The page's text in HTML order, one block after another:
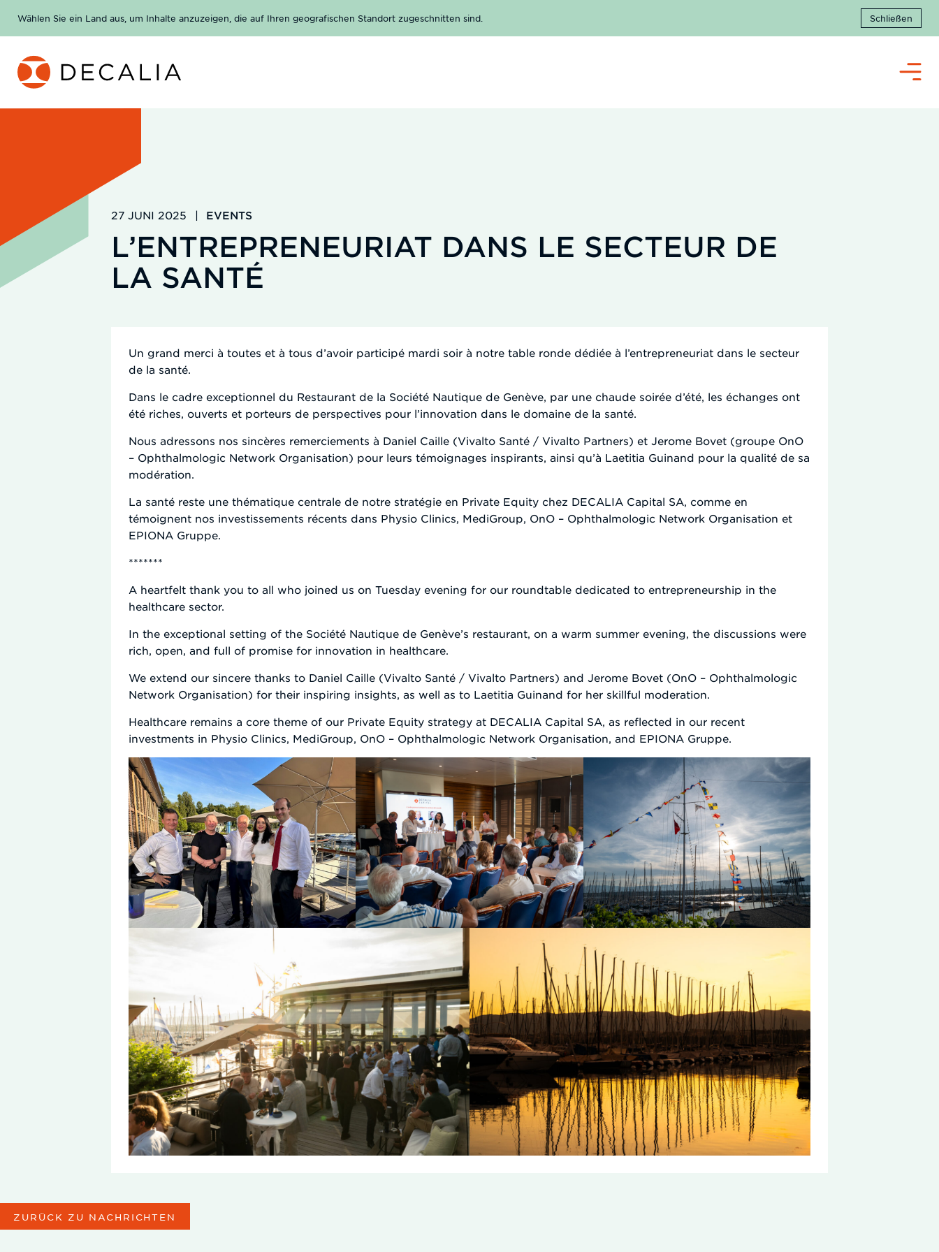
Inhalt
springen
Wählen Sie ein Land aus, um Inhalte anzuzeigen, die auf Ihren geografischen Standort zugeschnitten sind. Schließen
Menü
27 JUNI 2025 | EVENTS
L’ENTREPRENEURIAT DANS LE SECTEUR DE
LA SANTÉ
Un grand merci à toutes et à tous d’avoir participé mardi soir à notre table ronde dédiée à l’entrepreneuriat dans le secteur
de la santé.
Dans le cadre exceptionnel du Restaurant de la Société Nautique de Genève, par une chaude soirée d’été, les échanges ont
été riches, ouverts et porteurs de perspectives pour l’innovation dans le domaine de la santé.
Nous adressons nos sincères remerciements à Daniel Caille (Vivalto Santé / Vivalto Partners) et Jerome Bovet (groupe OnO
– Ophthalmologic Network Organisation) pour leurs témoignages inspirants, ainsi qu’à Laetitia Guinand pour la qualité de sa
modération.
La santé reste une thématique centrale de notre stratégie en Private Equity chez DECALIA Capital SA, comme en
témoignent nos investissements récents dans Physio Clinics, MediGroup, OnO – Ophthalmologic Network Organisation et
EPIONA Gruppe.
*******
A heartfelt thank you to all who joined us on Tuesday evening for our roundtable dedicated to entrepreneurship in the
healthcare sector.
In the exceptional setting of the Société Nautique de Genève’s restaurant, on a warm summer evening, the discussions were
rich, open, and full of promise for innovation in healthcare.
We extend our sincere thanks to Daniel Caille (Vivalto Santé / Vivalto Partners) and Jerome Bovet (OnO – Ophthalmologic
Network Organisation) for their inspiring insights, as well as to Laetitia Guinand for her skillful moderation.
Healthcare remains a core theme of our Private Equity strategy at DECALIA Capital SA, as reflected in our recent
investments in Physio Clinics, MediGroup, OnO – Ophthalmologic Network Organisation, and EPIONA Gruppe.
ZURÜCK ZU NACHRICHTEN